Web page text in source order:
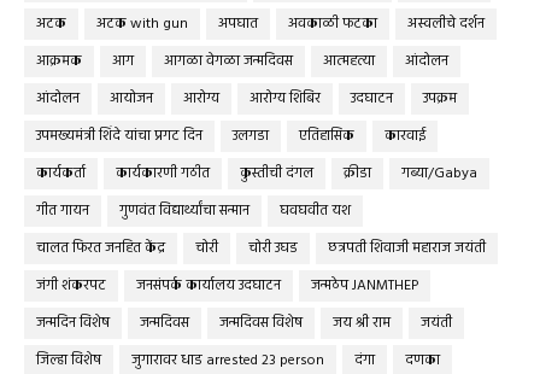
अटक
अटक with gun अपघात अवकाळी फटका
अस्वलीचे दर्शन
आक्रमक
आग आगळा वेगळा जन्मदिवस आत्महत्या
आंदोलन
आंदोलन
आयोजन आरोग्य आरोग्य शिबिर उदघाटन
उपक्रम
उपमख्यमंत्री शिंदे यांचा प्रगट दिन
उलगडा एतिहासिक
कारवाई
कार्यकर्ता
कार्यकारणी गठीत कुस्तीची दंगल क्रीडा
गब्या/Gabya
गीत गायन
गुणवंत विद्यार्थ्यांचा सन्मान
घवघवीत यश
चालत फिरत जनहित केंद्र
चोरी चोरी उघड
छत्रपती शिवाजी महाराज जयंती
जंगी शंकरपट
जनसंपर्क कार्यालय उदघाटन
जन्मठेप JANMTHEP
जन्मदिन विशेष
जन्मदिवस जन्मदिवस विशेष जय श्री राम
जयंती
जिल्हा विशेष
जुगारावर धाड arrested 23 person दंगा
दणका